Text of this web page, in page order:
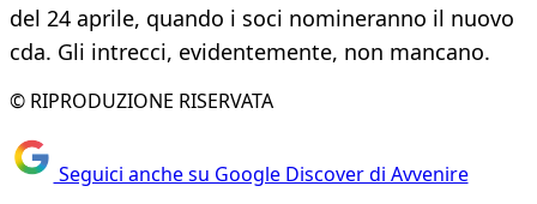
del 24 aprile, quando i soci nomineranno il nuovo
cda. Gli intrecci, evidentemente, non mancano.
© RIPRODUZIONE RISERVATA
Seguici anche su Google Discover di Avvenire